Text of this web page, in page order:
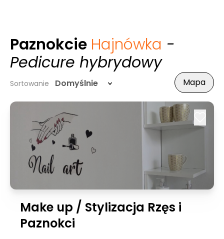
Paznokcie Hajnówka -
Pedicure hybrydowy
Sortowanie Domyślnie Mapa
Make up / Stylizacja Rzęs i
Paznokci